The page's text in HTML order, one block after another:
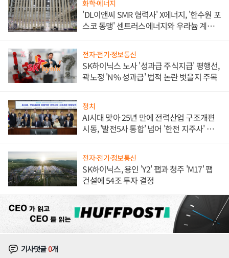
화학·에너지
'DL이앤씨 SMR 협력사' X에너지, '한수원 포
스코 동맹' 센트러스에너지와 우라늄 계약
전자·전기·정보통신
SK하이닉스 노사 '성과급 주식지급' 평행선,
곽노정 'N% 성과급' 법적 논란 벗을지 주목
정치
AI시대 맞아 25년 만에 전력산업 구조개편
시동, '발전5사 통합' 넘어 '한전 지주사' 재편
전자·전기·정보통신
SK하이닉스, 용인 'Y2' 팹과 청주 'M17' 팹
건설에 54조 투자 결정
기사댓글0개